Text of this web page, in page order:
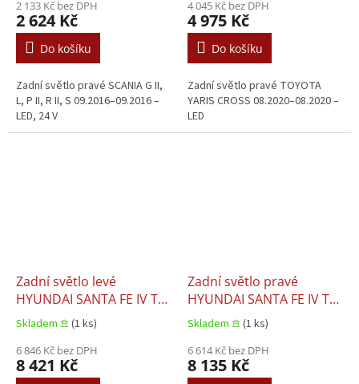
2 133 Kč bez DPH
2 624 Kč
Do košíku
Zadní světlo pravé SCANIA G II,
L, P II, R II, S 09.2016–09.2016 –
LED, 24 V
4 045 Kč bez DPH
4 975 Kč
Do košíku
Zadní světlo pravé TOYOTA
YARIS CROSS 08.2020–08.2020 –
LED
Zadní světlo levé
HYUNDAI SANTA FE IV TM
07.2018–05.2024
Skladem 𖠿 (1 ks)
6 846 Kč bez DPH
8 421 Kč
Zadní světlo pravé
HYUNDAI SANTA FE IV TM
07.2018–05.2024
Skladem 𖠿 (1 ks)
6 614 Kč bez DPH
8 135 Kč